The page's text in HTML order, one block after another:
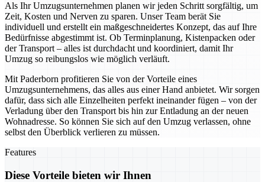
Als Ihr Umzugsunternehmen planen wir jeden Schritt sorgfältig, um
Zeit, Kosten und Nerven zu sparen. Unser Team berät Sie
individuell und erstellt ein maßgeschneidertes Konzept, das auf Ihre
Bedürfnisse abgestimmt ist. Ob Terminplanung, Kistenpacken oder
der Transport – alles ist durchdacht und koordiniert, damit Ihr
Umzug so reibungslos wie möglich verläuft.
Mit Paderborn profitieren Sie von der Vorteile eines
Umzugsunternehmens, das alles aus einer Hand anbietet. Wir sorgen
dafür, dass sich alle Einzelheiten perfekt ineinander fügen – von der
Verladung über den Transport bis hin zur Entladung an der neuen
Wohnadresse. So können Sie sich auf den Umzug verlassen, ohne
selbst den Überblick verlieren zu müssen.
Features
Diese Vorteile bieten wir Ihnen